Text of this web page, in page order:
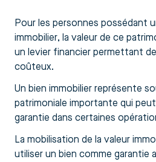
Pour les personnes possédant
immobilier, la valeur de ce
un levier financier permettant
coûteux.
Un bien immobilier représente
patrimoniale importante qui
garantie dans certaines
La mobilisation de la valeur
utiliser un bien comme garantie